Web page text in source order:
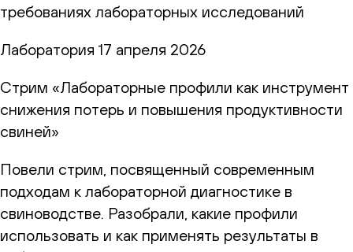
требованиях лабораторных исследований
Лаборатория 17 апреля 2026
Стрим «Лабораторные профили как инструмент
снижения потерь и повышения продуктивности
свиней»
Повели стрим, посвященный современным
подходам к лабораторной диагностике в
свиноводстве. Разобрали, какие профили
использовать и как применять результаты в